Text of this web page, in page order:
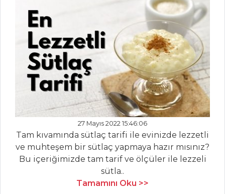
KUZU ETLİ VE
BAKLALI PİLAV
Pilav ve Makarna
Tüm Tarifleri
MASTERCHEF
Lezzetli Ciğer Şiş
Nasıl Yapılır? Püf
Noktaları Nelerdir?
sarma tarifi ve püf
27 Mayıs 2022 15:46:06
Tam kıvamında sütlaç tarifi ile evinizde lezzetli
ve muhteşem bir sütlaç yapmaya hazır mısınız?
Bu içeriğimizde tam tarif ve ölçüler ile lezzeli
sütla..
Tamamını Oku >>